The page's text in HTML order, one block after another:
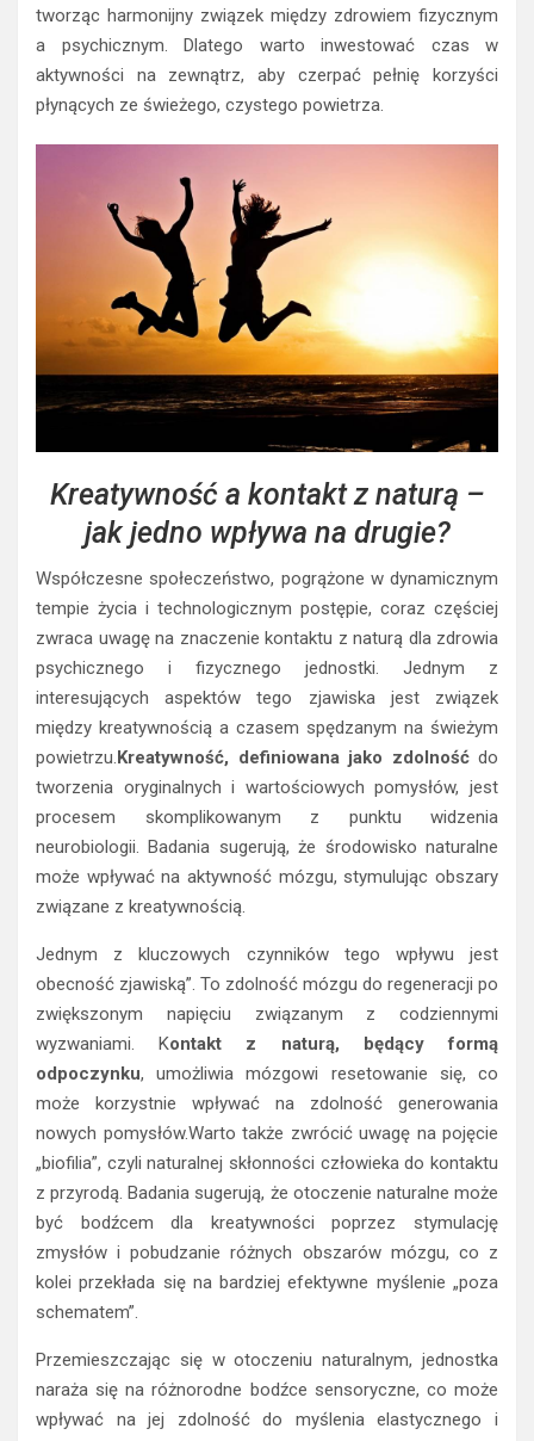
tworząc harmonijny związek między zdrowiem fizycznym
a psychicznym. Dlatego warto inwestować czas w
aktywności na zewnątrz, aby czerpać pełnię korzyści
płynących ze świeżego, czystego powietrza.
Kreatywność a kontakt z naturą –
jak jedno wpływa na drugie?
Współczesne społeczeństwo, pogrążone w dynamicznym
tempie życia i technologicznym postępie, coraz częściej
zwraca uwagę na znaczenie kontaktu z naturą dla zdrowia
psychicznego i fizycznego jednostki. Jednym z
interesujących aspektów tego zjawiska jest związek
między kreatywnością a czasem spędzanym na świeżym
powietrzu.Kreatywność, definiowana jako zdolnośćdo
tworzenia oryginalnych i wartościowych pomysłów, jest
procesem skomplikowanym z punktu widzenia
neurobiologii. Badania sugerują, że środowisko naturalne
może wpływać na aktywność mózgu, stymulując obszary
związane z kreatywnością.
Jednym z kluczowych czynników tego wpływu jest
obecność zjawiską”. To zdolność mózgu do regeneracji po
zwiększonym napięciu związanym z codziennymi
wyzwaniami. Kontakt z naturą, będący formą
odpoczynku, umożliwia mózgowi resetowanie się, co
może korzystnie wpływać na zdolność generowania
nowych pomysłów.Warto także zwrócić uwagę na pojęcie
„biofilia”, czyli naturalnej skłonności człowieka do kontaktu
z przyrodą. Badania sugerują, że otoczenie naturalne może
być bodźcem dla kreatywności poprzez stymulację
zmysłów i pobudzanie różnych obszarów mózgu, co z
kolei przekłada się na bardziej efektywne myślenie „poza
schematem”.
Przemieszczając się w otoczeniu naturalnym, jednostka
naraża się na różnorodne bodźce sensoryczne, co może
wpływać na jej zdolność do myślenia elastycznego i